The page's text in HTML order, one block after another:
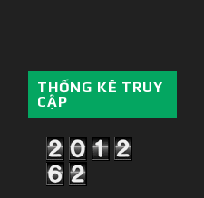
THỐNG KÊ TRUY
CẬP